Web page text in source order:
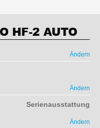
HF-2 AUTO
Ändern
Ändern
Serienausstattung
Ändern